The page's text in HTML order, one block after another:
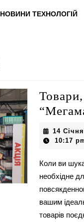
НОВИНИ ТЕХНОЛОГІЙ
14
10:17
Коли ви
необхідне
вашим
товарів